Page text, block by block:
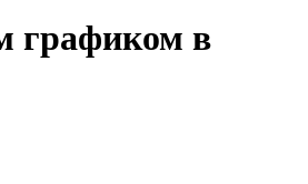
графиком в